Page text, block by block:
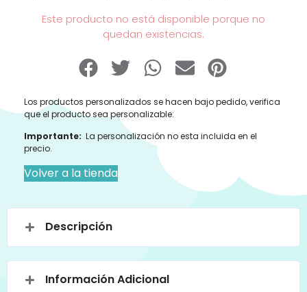
Este producto no está disponible porque no
quedan existencias.
Los productos personalizados se hacen bajo pedido, verifica
que el producto sea personalizable:
Importante: La personalización no esta incluida en el
precio.
Volver a la tienda
Descripción
Información Adicional